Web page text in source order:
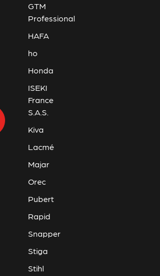
GTM
Professional
HAFA
ho
Honda
ISEKI
France
S.A.S.
Kiva
Lacmé
Majar
Orec
Pubert
Rapid
Snapper
Stiga
Stihl